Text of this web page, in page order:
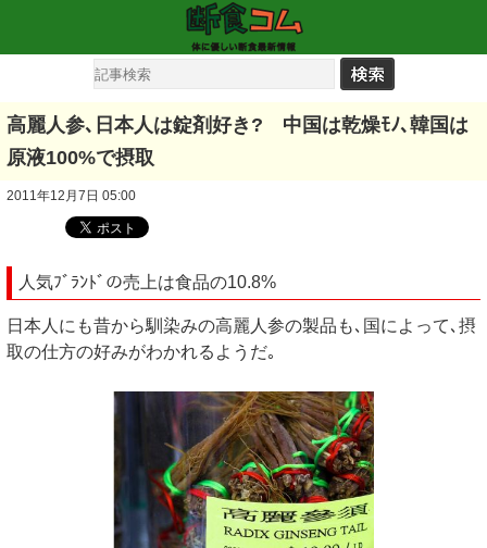
高麗人参､日本人は錠剤好き? 中国は乾燥ﾓﾉ､韓国は
原液100%で摂取
2011年12月7日 05:00
人気ﾌﾞﾗﾝﾄﾞの売上は食品の10.8%
日本人にも昔から馴染みの高麗人参の製品も､国によって､摂
取の仕方の好みがわかれるようだ｡